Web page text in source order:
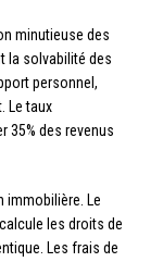
minutieuse des
la solvabilité des
personnel,
Le taux
35% des revenus
immobilière. Le
les droits de
Les frais de